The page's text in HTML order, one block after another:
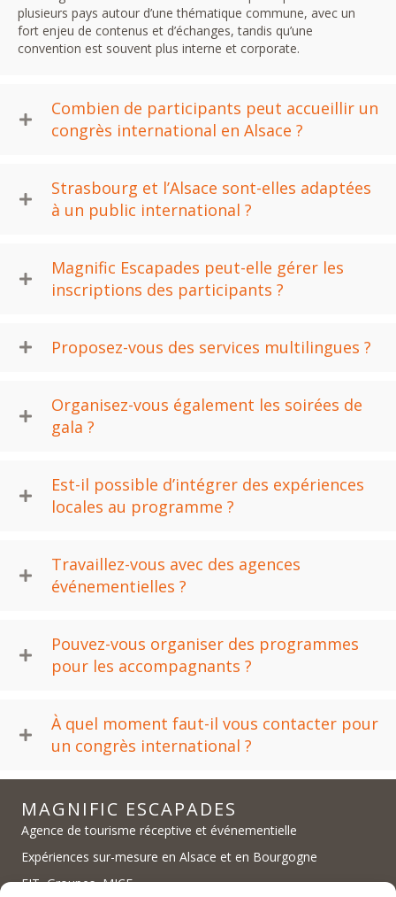
plusieurs pays autour d’une thématique commune, avec un
fort enjeu de contenus et d’échanges, tandis qu’une
convention est souvent plus interne et corporate.
Combien de participants peut accueillir un
congrès international en Alsace ?
Strasbourg et l’Alsace sont-elles adaptées
à un public international ?
Magnific Escapades peut-elle gérer les
inscriptions des participants ?
Proposez-vous des services multilingues ?
Organisez-vous également les soirées de
gala ?
Est-il possible d’intégrer des expériences
locales au programme ?
Travaillez-vous avec des agences
événementielles ?
Pouvez-vous organiser des programmes
pour les accompagnants ?
À quel moment faut-il vous contacter pour
un congrès international ?
MAGNIFIC ESCAPADES
Agence de tourisme réceptive et événementielle
Expériences sur-mesure en Alsace et en Bourgogne
FIT, Groupes, MICE